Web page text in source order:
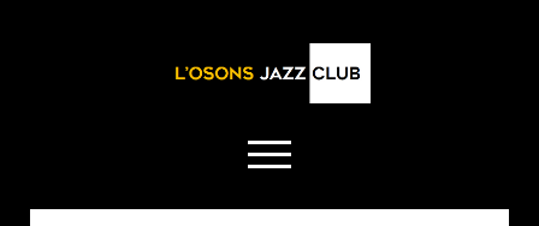
open
menu
facebookinstagram